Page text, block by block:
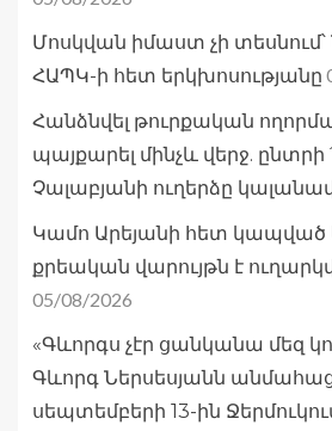
Մոսկվան իմաստ չի
ՀԱՊԿ-ի հետ երկխոսությանը
Հանձնվել թուրքական
պայքարել մինչև վերջ.
Չալաբյանի ուղերձը
Կամո Արեյանի հետ կապված
քրեական վարույթն է
05/08/2026
«Գևորգս չէր ցանկանա մեզ
Գևորգ Ներսեսյանն
սեպտեմբերի 13-ին